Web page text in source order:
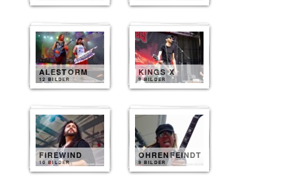
ALESTORM
12 BILDER
KINGS X
9 BILDER
FIREWIND
10 BILDER
OHRENFEINDT
9 BILDER